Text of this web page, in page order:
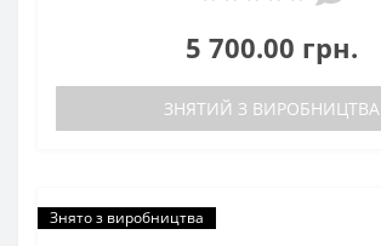
5 700.00 грн.
ЗНЯТИЙ З ВИРОБНИЦТВА
Знято з виробництва